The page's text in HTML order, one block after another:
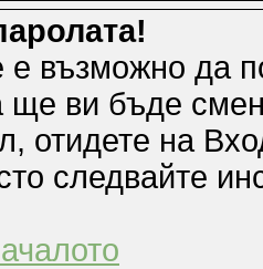
възможно да
ще ви бъде
отидете на
следвайте